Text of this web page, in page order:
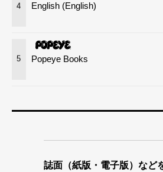
4 English (English)
5 Popeye Books
誌面（紙版・電子版）など